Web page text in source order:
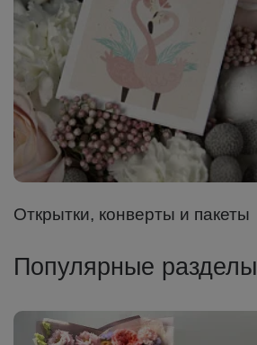
Открытки, конверты и пакеты
Популярные разделы